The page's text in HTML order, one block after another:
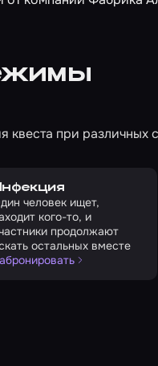
при различных
человек ищет,
кого-то, и
продолжают
остальных вместе